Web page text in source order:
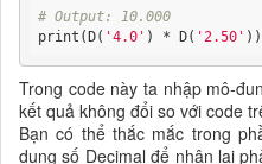
# Output: 10.000
print(D( '4.0' ) * D( '2.50' ))
Trong code này ta nhập mô-
kết quả không đổi so với code
Bạn có thể thắc mắc trong
dụng số Decimal để nhân lại